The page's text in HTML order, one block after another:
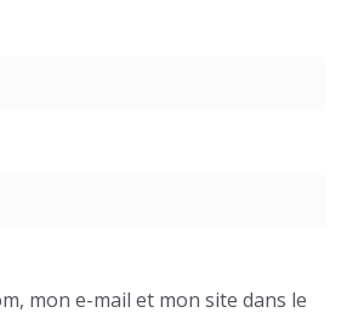
mon e-mail et mon site dans le